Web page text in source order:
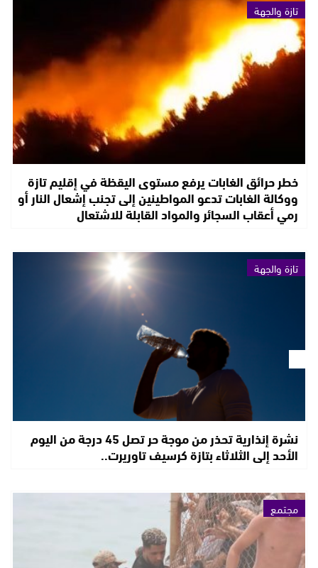
تازة والجهة
خطر حرائق الغابات يرفع مستوى اليقظة في إقليم تازة
ووكالة الغابات تدعو المواطينين إلى تجنب إشعال النار أو
رمي أعقاب السجائر والمواد القابلة للاشتعال
تازة والجهة
نشرة إنذارية تحذر من موجة حر تصل 45 درجة من اليوم
الأحد إلى الثلاثاء بتازة كرسيف تاوريرت..
مجتمع